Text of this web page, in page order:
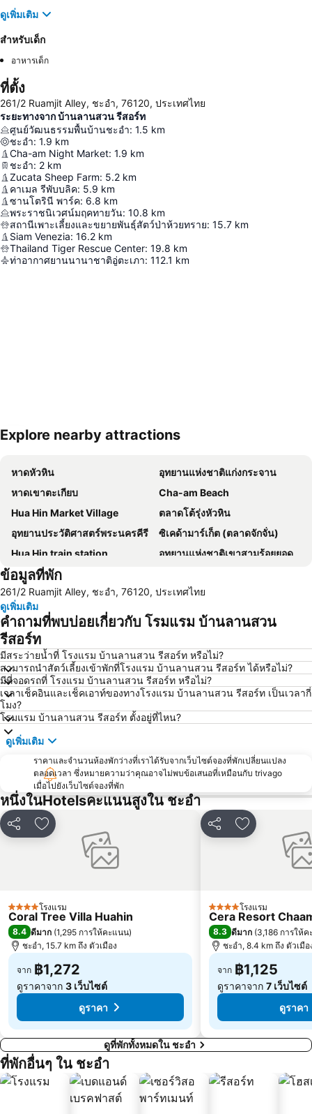
ดูเพิ่มเติม
สำหรับเด็ก
อาหารเด็ก
ที่ตั้ง
261/2 Ruamjit Alley, ชะอำ, 76120, ประเทศไทย
ระยะทางจาก บ้านลานสวน รีสอร์ท
ศูนย์วัฒนธรรมพื้นบ้านชะอำ: 1.5 km
ชะอำ: 1.9 km
Cha-am Night Market: 1.9 km
ชะอำ: 2 km
Zucata Sheep Farm: 5.2 km
คาเมล รีพับบลิค: 5.9 km
ซานโตรินี พาร์ค: 6.8 km
พระราชนิเวศน์มฤคทายวัน: 10.8 km
สถานีเพาะเลี้ยงและขยายพันธุ์สัตว์ป่าห้วยทราย: 15.7 km
Siam Venezia: 16.2 km
Thailand Tiger Rescue Center: 19.8 km
ท่าอากาศยานนานาชาติอู่ตะเภา: 112.1 km
Explore nearby attractions
หาดหัวหิน
อุทยานแห่งชาติแก่งกระจาน
หาดเขาตะเกียบ
Cha-am Beach
Hua Hin Market Village
ตลาดโต้รุ่งหัวหิน
อุทยานประวัติศาสตร์พระนครคีรี
ซิเคด้ามาร์เก็ต (ตลาดจักจั่น)
Hua Hin train station
อุทยานแห่งชาติเขาสามร้อยยอด
สนามบินหัวหิน
Suan Son Pradipat Beach
ซานโตรีนีพาร์ค ชะอำ
เขาวัง อุทยานประวัติศาสตร์พระนครศรีอยุธยา
Premium Outlet Cha-am
ไร่องุ่นหัวหินฮิลล์วินยาร์ด
ข้อมูลที่พัก
261/2 Ruamjit Alley, ชะอำ, 76120, ประเทศไทย
ดูเพิ่มเติม
คำถามที่พบบ่อยเกี่ยวกับ โรมแรม บ้านลานสวน
รีสอร์ท
มีสระว่ายน้ำที่ โรงแรม บ้านลานสวน รีสอร์ท หรือไม่?
สามารถนำสัตว์เลี้ยงเข้าพักที่โรงแรม บ้านลานสวน รีสอร์ท ได้หรือไม่?
มีที่จอดรถที่ โรงแรม บ้านลานสวน รีสอร์ท หรือไม่?
เวลาเช็คอินและเช็คเอาท์ของทางโรงแรม บ้านลานสวน รีสอร์ท เป็นเวลากี่
โมง?
โรมแรม บ้านลานสวน รีสอร์ท ตั้งอยู่ที่ไหน?
ดูเพิ่มเติม
ราคาและจำนวนห้องพักว่างที่เราได้รับจากเว็บไซต์จองที่พักเปลี่ยนแปลง
ตลอดเวลา ซึ่งหมายความว่าคุณอาจไม่พบข้อเสนอที่เหมือนกับ trivago
เมื่อไปยังเว็บไซต์จองที่พัก
หนึ่งในHotelsคะแนนสูงใน ชะอำ
แชร์ เพิ่มในรายการโปรด
4 ดาว โรงแรม
Coral Tree Villa Huahin
8.4 ดีมาก (1,295 การให้คะแนน)
ชะอำ, 15.7 km ถึง ตัวเมือง
จาก ฿1,272
ดูราคาจาก 3 เว็บไซต์
ดูราคา
แชร์ เพิ่มในรายกา
4 ดาว โรงแรม
Cera Resort
8.3 ดีมาก (3,186 การให้
ชะอำ, 8.4 km ถึง ตัวเมือ
จาก ฿1,125
ดูราคาจาก 7 เว็บไซต์
ดูราคา
ดูที่พักทั้งหมดใน ชะอำ
ที่พักอื่นๆ ใน ชะอำ